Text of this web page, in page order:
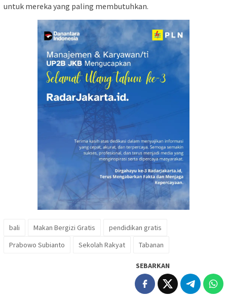
untuk mereka yang paling membutuhkan.
bali Makan Bergizi Gratis
pendidikan gratis
Prabowo Subianto
Sekolah Rakyat Tabanan
SEBARKAN